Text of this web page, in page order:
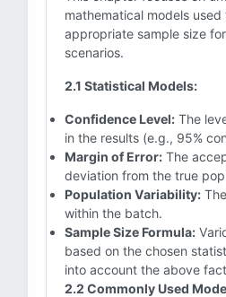
mathematical models
appropriate sample size
scenarios.
2.1 Statistical Models:
Confidence Level: The
in the results (e.g., 95%
Margin of Error: The
deviation from the true
Population Variability:
within the batch.
Sample Size Formula:
based on the chosen
into account the above
2.2 Commonly Used